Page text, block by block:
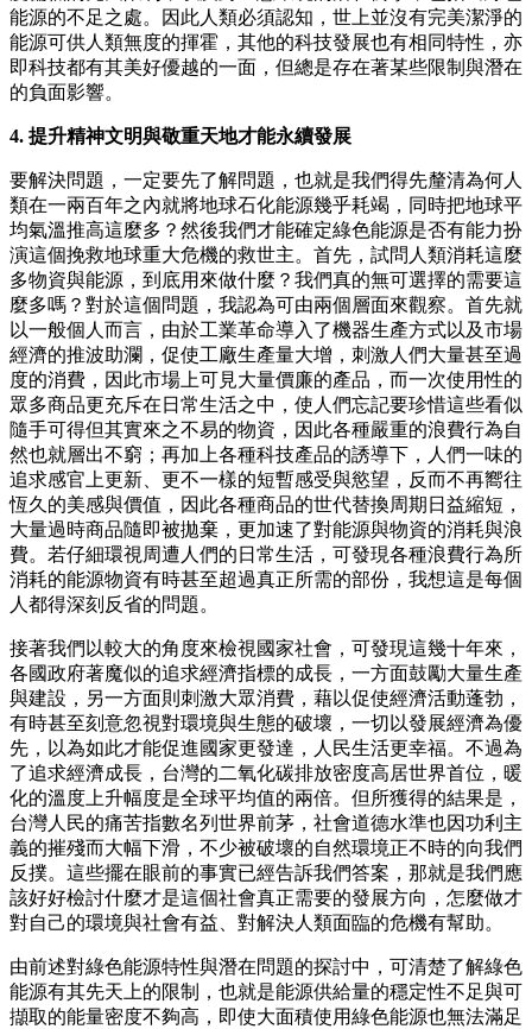
能源的不足之處。因此人類必須認知，世上並沒有完美潔淨的
能源可供人類無度的揮霍，其他的科技發展也有相同特性，亦
即科技都有其美好優越的一面，但總是存在著某些限制與潛在
的負面影響。
4. 提升精神文明與敬重天地才能永續發展
要解決問題，一定要先了解問題，也就是我們得先釐清為何人
類在一兩百年之內就將地球石化能源幾乎耗竭，同時把地球平
均氣溫推高這麼多？然後我們才能確定綠色能源是否有能力扮
演這個挽救地球重大危機的救世主。首先，試問人類消耗這麼
多物資與能源，到底用來做什麼？我們真的無可選擇的需要這
麼多嗎？對於這個問題，我認為可由兩個層面來觀察。首先就
以一般個人而言，由於工業革命導入了機器生產方式以及市場
經濟的推波助瀾，促使工廠生產量大增，刺激人們大量甚至過
度的消費，因此市場上可見大量價廉的產品，而一次使用性的
眾多商品更充斥在日常生活之中，使人們忘記要珍惜這些看似
隨手可得但其實來之不易的物資，因此各種嚴重的浪費行為自
然也就層出不窮；再加上各種科技產品的誘導下，人們一味的
追求感官上更新、更不一樣的短暫感受與慾望，反而不再嚮往
恆久的美感與價值，因此各種商品的世代替換周期日益縮短，
大量過時商品隨即被拋棄，更加速了對能源與物資的消耗與浪
費。若仔細環視周遭人們的日常生活，可發現各種浪費行為所
消耗的能源物資有時甚至超過真正所需的部份，我想這是每個
人都得深刻反省的問題。
接著我們以較大的角度來檢視國家社會，可發現這幾十年來，
各國政府著魔似的追求經濟指標的成長，一方面鼓勵大量生產
與建設，另一方面則刺激大眾消費，藉以促使經濟活動蓬勃，
有時甚至刻意忽視對環境與生態的破壞，一切以發展經濟為優
先，以為如此才能促進國家更發達，人民生活更幸福。不過為
了追求經濟成長，台灣的二氧化碳排放密度高居世界首位，暖
化的溫度上升幅度是全球平均值的兩倍。但所獲得的結果是，
台灣人民的痛苦指數名列世界前茅，社會道德水準也因功利主
義的摧殘而大幅下滑，不少被破壞的自然環境正不時的向我們
反撲。這些擺在眼前的事實已經告訴我們答案，那就是我們應
該好好檢討什麼才是這個社會真正需要的發展方向，怎麼做才
對自己的環境與社會有益、對解決人類面臨的危機有幫助。
由前述對綠色能源特性與潛在問題的探討中，可清楚了解綠色
能源有其先天上的限制，也就是能源供給量的穩定性不足與可
擷取的能量密度不夠高，即使大面積使用綠色能源也無法滿足